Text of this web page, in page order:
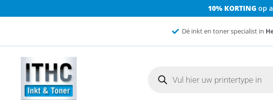
10% KORTINGop
Dé inkt en toner specialist in